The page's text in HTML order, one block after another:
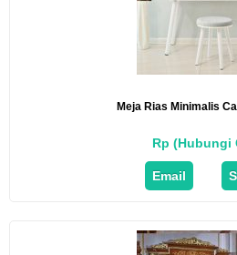
Meja Rias Minimalis
Rp (Hubungi
Email